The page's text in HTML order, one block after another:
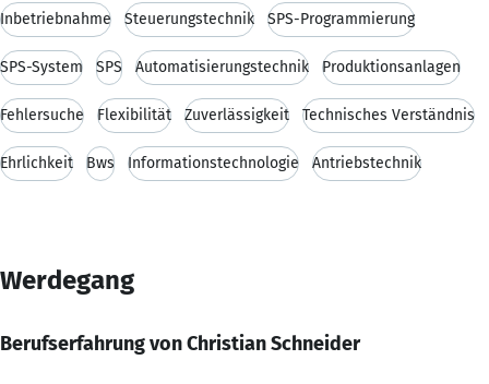
Inbetriebnahme Steuerungstechnik SPS-Programmierung
SPS-System SPS Automatisierungstechnik Produktionsanlagen
Fehlersuche Flexibilität Zuverlässigkeit Technisches Verständnis
Ehrlichkeit Bws Informationstechnologie Antriebstechnik
Werdegang
Berufserfahrung von Christian Schneider